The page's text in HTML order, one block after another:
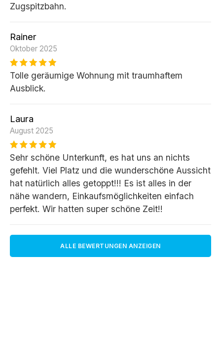
Zugspitzbahn.
Rainer
Oktober 2025
Tolle geräumige Wohnung mit traumhaftem
Ausblick.
Laura
August 2025
Sehr schöne Unterkunft, es hat uns an nichts
gefehlt. Viel Platz und die wunderschöne Aussicht
hat natürlich alles getoppt!!! Es ist alles in der
nähe wandern, Einkaufsmöglichkeiten einfach
perfekt. Wir hatten super schöne Zeit!!
ALLE BEWERTUNGEN ANZEIGEN